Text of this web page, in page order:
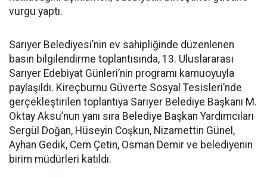
vurgu yaptı.
Sarıyer Belediyesi’nin ev sahipliğinde düzenlenen
basın bilgilendirme toplantısında, 13. Uluslararası
Sarıyer Edebiyat Günleri’nin programı kamuoyuyla
paylaşıldı. Kireçburnu Güverte Sosyal Tesisleri’nde
gerçekleştirilen toplantıya Sarıyer Belediye Başkanı M.
Oktay Aksu’nun yanı sıra Belediye Başkan Yardımcıları
Sergül Doğan, Hüseyin Coşkun, Nizamettin Günel,
Ayhan Gedik, Cem Çetin, Osman Demir ve belediyenin
birim müdürleri katıldı.